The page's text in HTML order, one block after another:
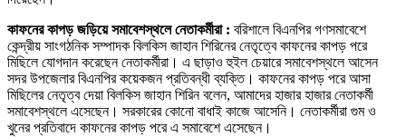
কাফনের কাপড় জড়িয়ে সমাবেশস্থলে নেতাকর্মীরা : বরিশালে বিএনপির গণসমাবেশে
কেন্দ্রীয় সাংগঠনিক সম্পাদক বিলকিস জাহান শিরিনের নেতৃত্বে কাফনের কাপড় পরে
মিছিলে যোগদান করেছেন নেতাকর্মীরা। এ ছাড়াও হুইল চেয়ারে সমাবেশস্থলে আসেন
সদর উপজেলার বিএনপির কয়েকজন প্রতিবন্ধী ব্যক্তি। কাফনের কাপড় পরে আসা
মিছিলের নেতৃত্ব দেয়া বিলকিস জাহান শিরিন বলেন, আমাদের হাজার হাজার নেতাকর্মী
সমাবেশস্থলে এসেছেন। সরকারের কোনো বাধাই কাজে আসেনি। নেতাকর্মীরা গুম ও
খুনের প্রতিবাদে কাফনের কাপড় পরে এ সমাবেশে এসেছেন।